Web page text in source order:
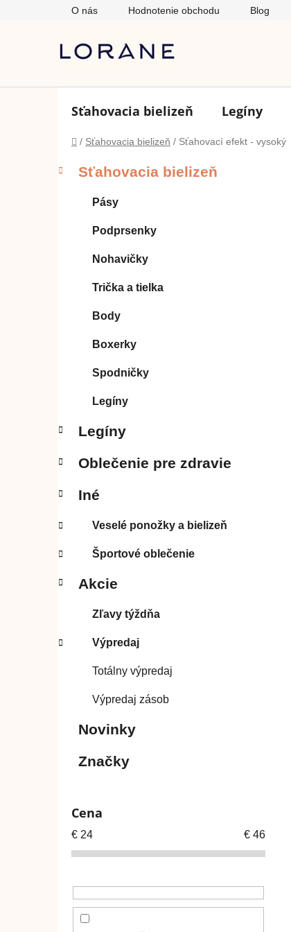
O nás Hodnotenie obchodu Blog
Sťahovacia bielizeň Legíny
Domov
/ Sťahovacia bielizeň / Sťahovací efekt - vysoký
B
o
kategórie
K
a
Sťahovacia bielizeň
Pásy
Podprsenky
Nohavičky
Trička a tielka
Body
Boxerky
Spodničky
Legíny
Legíny
Oblečenie pre zdravie
Iné
Veselé ponožky a bielizeň
Športové oblečenie
Akcie
Zľavy týždňa
Výpredaj
Totálny výpredaj
Výpredaj zásob
Novinky
Značky
Cena
€ 24 € 46